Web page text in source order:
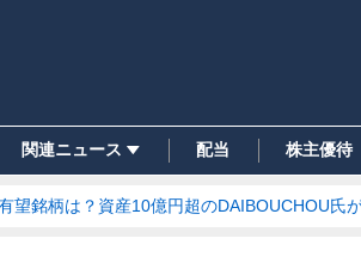
関連ニュース 配当 株主優待
望銘柄は？資産10億円超のDAIBOUCHOU氏